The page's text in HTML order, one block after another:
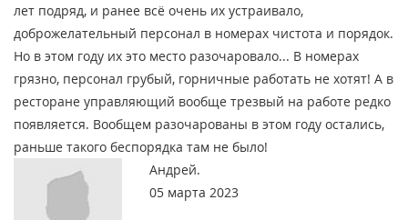
лет подряд, и ранее всё очень их устраивало,
доброжелательный персонал в номерах чистота и порядок.
Но в этом году их это место разочаровало... В номерах
грязно, персонал грубый, горничные работать не хотят! А в
ресторане управляющий вообще трезвый на работе редко
появляется. Вообщем разочарованы в этом году остались,
раньше такого беспорядка там не было!
Андрей.
05 марта 2023